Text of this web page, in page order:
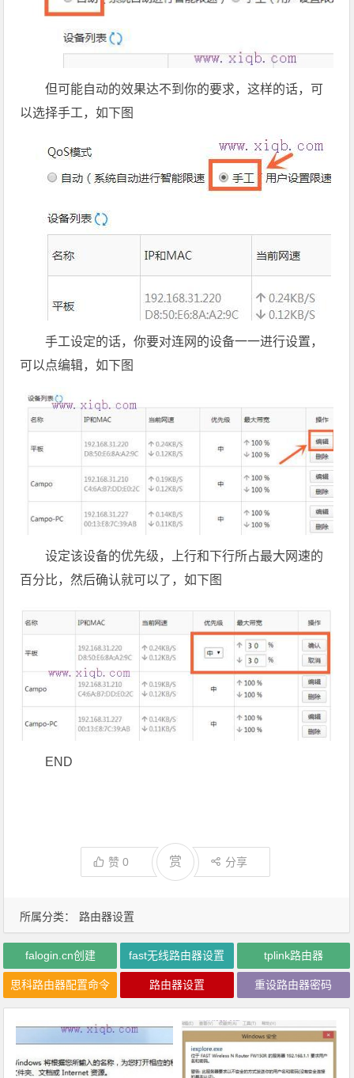
所属分类： 路由器设置
但可能自动的效果达不到你的要求，这样的话，可
以选择手工，如下图
手工设定的话，你要对连网的设备一一进行设置，
可以点编辑，如下图
设定该设备的优先级，上行和下行所占最大网速的
百分比，然后确认就可以了，如下图
END
赞0 赏 分享
falogin.cn创建 fast无线路由器设置 tplink路由器
思科路由器配置命令 路由器设置 重设路由器密码